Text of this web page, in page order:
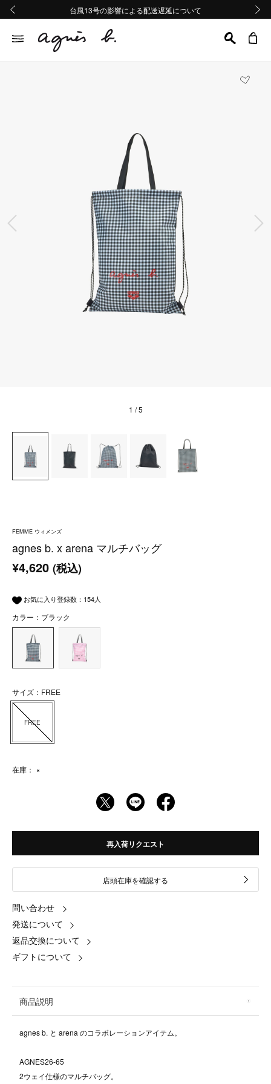
熊本地域地震の影響による配送遅延について
Summer Sale 2buy10%OFF!!
台風13号の影響による配送遅延について
熊本地域地震の影響による配送遅延について
Summer Sale 2buy10%OFF!!
前の画像
1 / 5
FEMME ウィメンズ
agnes b. x arena マルチバッグ
¥4,620 (税込)
お気に入り登録数： 154人
カラー：ブラック
サイズ：FREE
FREE
在庫： ×
再入荷リクエスト
店頭在庫を確認する
問い合わせ
発送について
返品交換について
ギフトについて
商品説明
agnes b. と arena のコラボレーションアイテム。
AGNES26-65
2ウェイ仕様のマルチバッグ。